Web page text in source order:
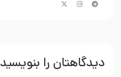
دیدگاهتان را بنویسید